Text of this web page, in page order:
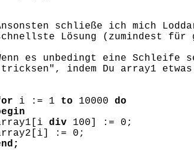
schließe ich mich
Lösung (zumindest für
es unbedingt eine Schleife
indem Du array1
i := 1 to 10000 do
div 100] := 0;
:= 0;